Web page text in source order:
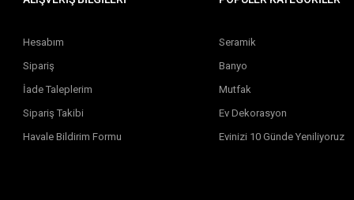
Hesabım
Sipariş
İade Taleplerim
Sipariş Takibi
Havale Bildirim Formu
Seramik
Banyo
Mutfak
Ev Dekorasyon
Evinizi 10 Günde Yeniliyoruz